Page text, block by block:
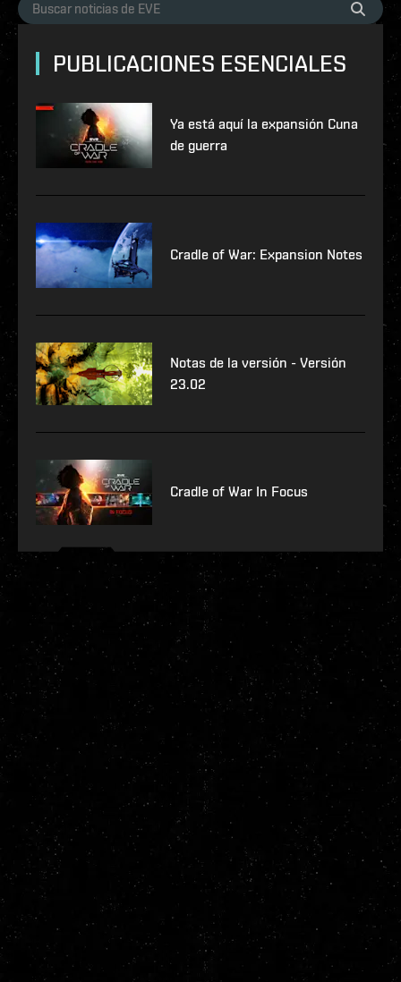
PUBLICACIONES ESENCIALES
Ya está aquí la expansión Cuna
de guerra
Cradle of War: Expansion Notes
Notas de la versión - Versión
23.02
Cradle of War In Focus